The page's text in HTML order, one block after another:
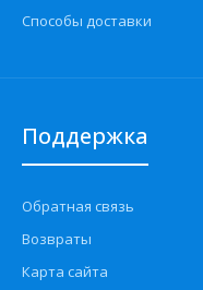
Способы доставки
Поддержка
Обратная связь
Возвраты
Карта сайта